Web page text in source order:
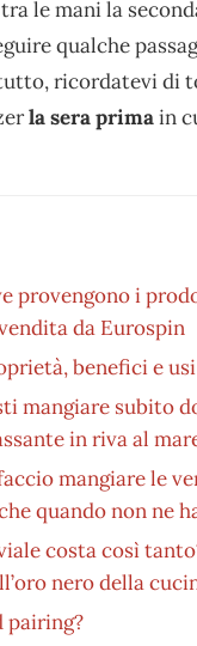
le mani la
qualche
ricordatevi di
la sera primain
provengono i
da Eurospin
benefici e
mangiare subito
in riva al
mangiare le
quando non ne
costa così
nero della
pairing?